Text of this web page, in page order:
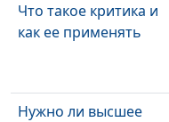
Что такое критика и
как ее применять
Нужно ли высшее